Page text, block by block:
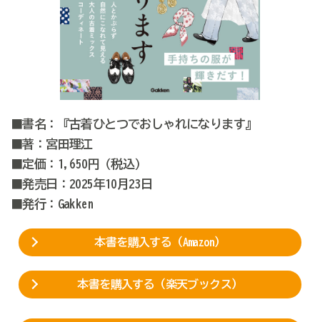
■書名：『古着ひとつでおしゃれになります』
■著：宮田理江
■定価：1,650円（税込）
■発売日：2025年10月23日
■発行：Gakken
本書を購入する（Amazon）
本書を購入する（楽天ブックス）